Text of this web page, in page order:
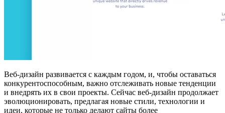
Веб-дизайн развивается с каждым годом, и, чтобы оставаться
конкурентоспособным, важно отслеживать новые тенденции
и внедрять их в свои проекты. Сейчас веб-дизайн продолжает
эволюционировать, предлагая новые стили, технологии и
идеи, которые не только делают сайты более